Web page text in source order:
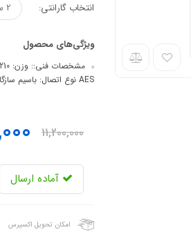
انتخاب گارانتی: 2 سال سازگار ارقام
ویژگی‌های محصول
AES نوع اتصال: باسیم سازگار با سیستم‌عامل‌های: ویندوز 8.1 / 10 ظرفیت: پنج ترابایت
11,200,000
آماده ارسال
امکان تحویل اکسپرس